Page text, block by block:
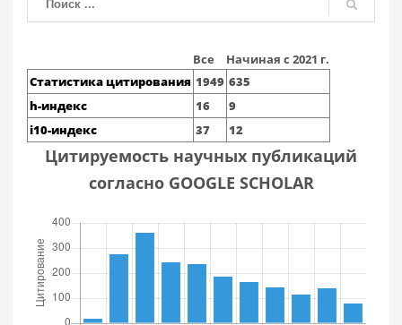
Все
Начиная с 2021 г.
Статистика цитирования 1949 635
h-индекс
16
9
i10-индекс
37 12
Цитируемость научных публикаций
согласно GOOGLE SCHOLAR